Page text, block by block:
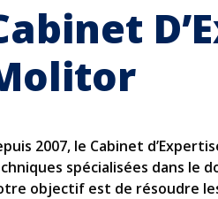
2007, le Cabinet
spécialisées dans le
objectif est de résoudre